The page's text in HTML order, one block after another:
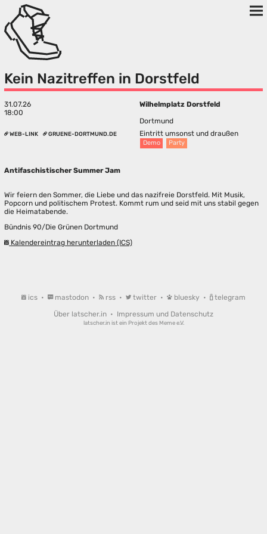
Kein Nazitreffen in Dorstfeld
31.07.26
18:00
Wilhelmplatz Dorstfeld
Dortmund
WEB-LINK GRUENE-DORTMUND.DE Eintritt umsonst und draußen
Demo Party
Antifaschistischer Summer Jam
Wir feiern den Sommer, die Liebe und das nazifreie Dorstfeld. Mit Musik,
Popcorn und politischem Protest. Kommt rum und seid mit uns stabil gegen
die Heimatabende.
Bündnis 90/Die Grünen Dortmund
Kalendereintrag herunterladen (ICS)
ics • mastodon • rss • twitter • bluesky •
telegram
Über latscher.in • Impressum und Datenschutz
latscher.in ist ein Projekt des Meme e.V.